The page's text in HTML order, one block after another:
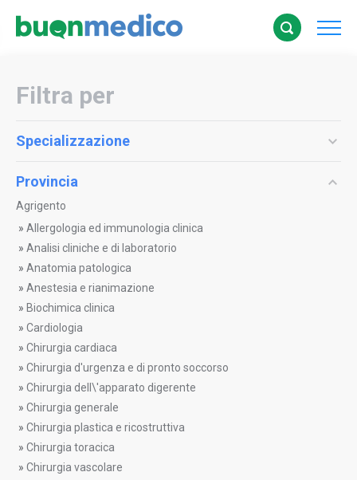
Filtra per
Specializzazione
Provincia
Agrigento
» Allergologia ed immunologia clinica
» Analisi cliniche e di laboratorio
» Anatomia patologica
» Anestesia e rianimazione
» Biochimica clinica
» Cardiologia
» Chirurgia cardiaca
» Chirurgia d'urgenza e di pronto soccorso
» Chirurgia dell\'apparato digerente
» Chirurgia generale
» Chirurgia plastica e ricostruttiva
» Chirurgia toracica
» Chirurgia vascolare